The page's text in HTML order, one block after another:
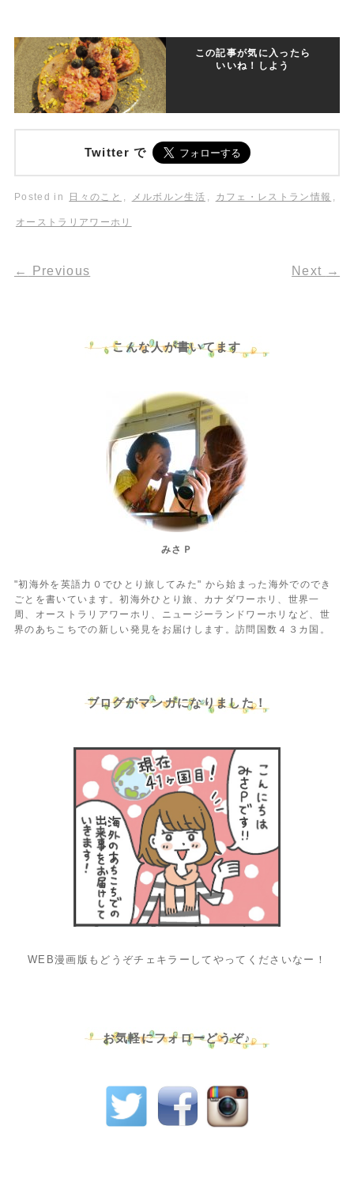
この記事が気に入ったら
いいね！しよう
Twitter で
Posted in 日々のこと メルボルン生活 カフェ・レストラン情報
オーストラリアワーホリ
← Previous Next →
こんな人が書いてます
みさＰ
"初海外を英語力０でひとり旅してみた" から始まった海外でのでき
ごとを書いています。初海外ひとり旅、カナダワーホリ、世界一
周、オーストラリアワーホリ、ニュージーランドワーホリなど、世
界のあちこちでの新しい発見をお届けします。訪問国数４３カ国。
ブログがマンガになりました！
WEB漫画版もどうぞチェキラーしてやってくださいなー！
お気軽にフォローどうぞ♪